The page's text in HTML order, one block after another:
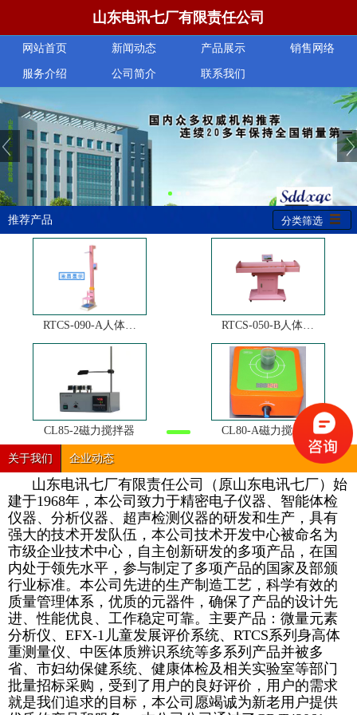
山东电讯七厂有限责任公司
网站首页 新闻动态 产品展示 销售网络
服务介绍 公司简介 联系我们
推荐产品 分类筛选
RTCS-090-A人体… RTCS-050-B人体…
CL85-2磁力搅拌器 CL80-A磁力搅拌器
关于我们 企业动态
山东电讯七厂有限责任公司（原山东电讯七厂）始
建于1968年，本公司致力于精密电子仪器、智能体检
仪器、分析仪器、超声检测仪器的研发和生产，具有
强大的技术开发队伍，本公司技术开发中心被命名为
市级企业技术中心，自主创新研发的多项产品，在国
内处于领先水平，参与制定了多项产品的国家及部颁
行业标准。本公司先进的生产制造工艺，科学有效的
质量管理体系，优质的元器件，确保了产品的设计先
进、性能优良、工作稳定可靠。主要产品：微量元素
分析仪、EFX-1儿童发展评价系统、RTCS系列身高体
重测量仪、中医体质辨识系统等多系列产品并被多
省、市妇幼保健系统、健康体检及相关实验室等部门
批量招标采购，受到了用户的良好评价，用户的需求
就是我们追求的目标，本公司愿竭诚为新老用户提供